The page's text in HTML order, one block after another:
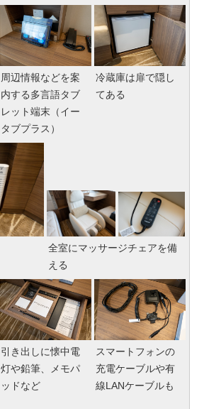
周辺情報などを案
内する多言語タブ
レット端末（イー
タブプラス）
冷蔵庫は扉で隠し
てある
全室にマッサージチェアを備
える
引き出しに懐中電
灯や鉛筆、メモパ
ッドなど
スマートフォンの
充電ケーブルや有
線LANケーブルも